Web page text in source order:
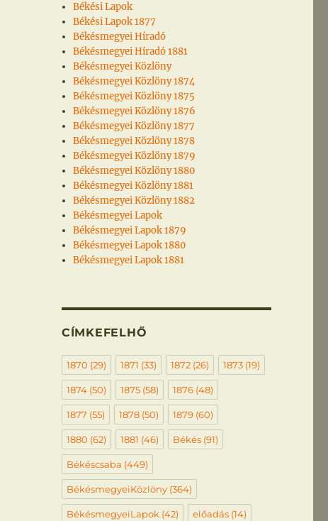
Békési Lapok
Békési Lapok 1877
Békésmegyei Híradó
Békésmegyei Híradó 1881
Békésmegyei Közlöny
Békésmegyei Közlöny 1874
Békésmegyei Közlöny 1875
Békésmegyei Közlöny 1876
Békésmegyei Közlöny 1877
Békésmegyei Közlöny 1878
Békésmegyei Közlöny 1879
Békésmegyei Közlöny 1880
Békésmegyei Közlöny 1881
Békésmegyei Közlöny 1882
Békésmegyei Lapok
Békésmegyei Lapok 1879
Békésmegyei Lapok 1880
Békésmegyei Lapok 1881
CÍMKEFELHŐ
1870 (29) 1871 (33) 1872(26) 1873(19)
1874(50) 1875(58) 1876(48)
1877 (55) 1878(50) 1879(60)
1880 (62) 1881 (46) Békés(91)
Békéscsaba (449)
BékésmegyeiKözlöny(364)
BékésmegyeiLapok (42) előadás(14)